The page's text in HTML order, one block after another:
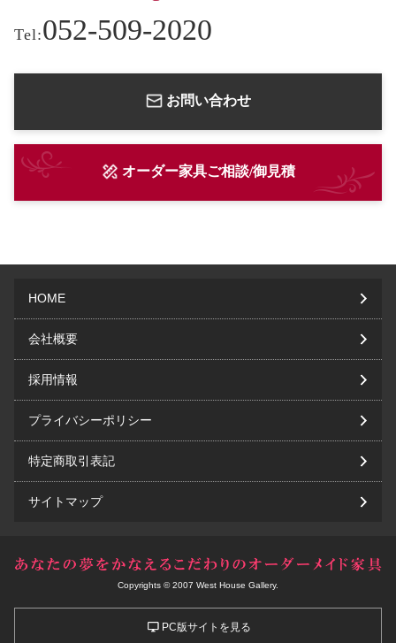
Tel:052-509-2020
お問い合わせ
オーダー家具ご相談/御見積
HOME
会社概要
採用情報
プライバシーポリシー
特定商取引表記
サイトマップ
Copyrights © 2007 West House Gallery.
PC版サイトを見る